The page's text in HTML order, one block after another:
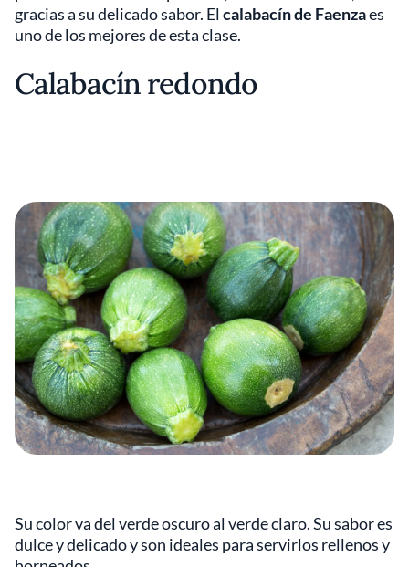
gracias a su delicado sabor. El calabacín de Faenzaes
uno de los mejores de esta clase.
Calabacín redondo
Su color va del verde oscuro al verde claro. Su sabor es
dulce y delicado y son ideales para servirlos rellenos y